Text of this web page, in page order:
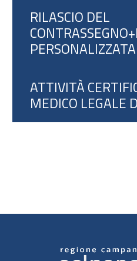
RILASCIO DEL
ATTIVITÀ
MEDICO LEGALE